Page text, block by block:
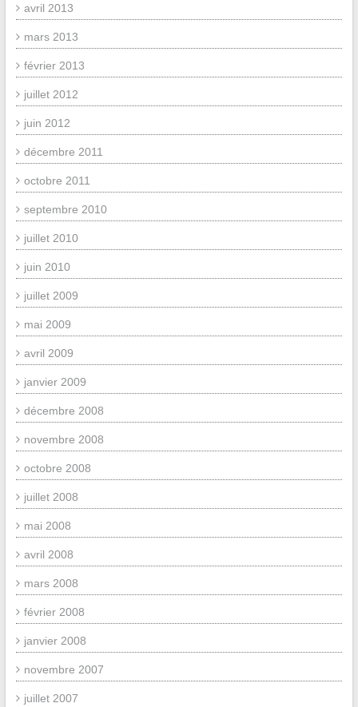
avril 2013
mars 2013
février 2013
juillet 2012
juin 2012
décembre 2011
octobre 2011
septembre 2010
juillet 2010
juin 2010
juillet 2009
mai 2009
avril 2009
janvier 2009
décembre 2008
novembre 2008
octobre 2008
juillet 2008
mai 2008
avril 2008
mars 2008
février 2008
janvier 2008
novembre 2007
juillet 2007